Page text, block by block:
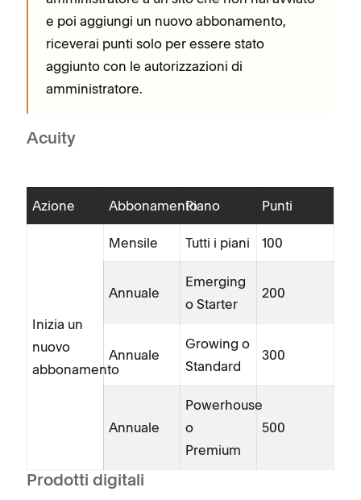
e poi aggiungi un nuovo abbonamento,
riceverai punti solo per essere stato
aggiunto con le autorizzazioni di
amministratore.
Acuity
Azione AbbonamentoPiano Punti
Inizia un
nuovo
abbonamento
Mensile Tutti i piani 100
Annuale
Emerging
o Starter
200
Annuale
Growing o
Standard
300
Annuale
Powerhouse
o
Premium
500
Prodotti digitali